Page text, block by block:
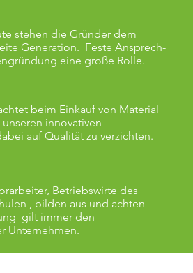
stehen die Gründer dem
Generation. Feste Ansprech-
eine große Rolle.
beim Einkauf von Material
innovativen
auf Qualität zu verzichten.
Betriebswirte des
, bilden aus und achten
gilt immer den
Unternehmen.